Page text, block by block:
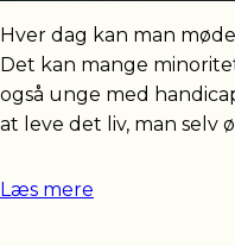
Hver dag kan man
Det kan mange
også unge med
at leve det liv, man selv
Læs mere